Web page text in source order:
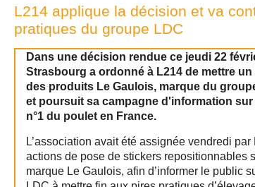
L214 applique la décision et va
pratiques du groupe LDC
Dans une décision rendue ce jeudi 22
Strasbourg a ordonné à L214 de mettre
des produits Le Gaulois, marque du
et poursuit sa campagne d'information
n°1 du poulet en France.
L’association avait été assignée vendredi
actions de pose de stickers repositionnables
marque Le Gaulois, afin d’informer le public